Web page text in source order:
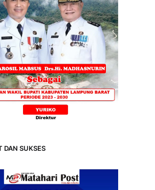
DAN SUKSES